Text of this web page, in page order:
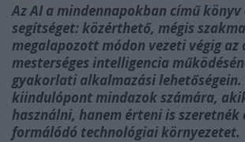
Az AI a mindennapokban című
segítséget: közérthető, mégis
megalapozott módon vezeti végig az
mesterséges intelligencia
gyakorlati alkalmazási lehetőségein.
kiindulópont mindazok számára,
használni, hanem érteni is szeretnék
formálódó technológiai környezetet.